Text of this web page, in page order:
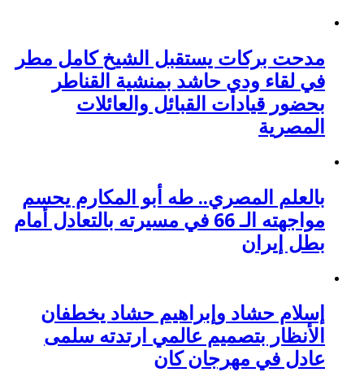
مدحت بركات يستقبل الشيخ كامل مطر
في لقاء ودي حاشد بمنشية القناطر
بحضور قيادات القبائل والعائلات
المصرية
بالعلم المصري.. طه أبو المكارم يحسم
مواجهته الـ 66 في مسيرته بالتعادل أمام
بطل إيران
إسلام حشاد وإبراهيم حشاد يخطفان
الأنظار بتصميم عالمي ارتدته سلمى
عادل في مهرجان كان